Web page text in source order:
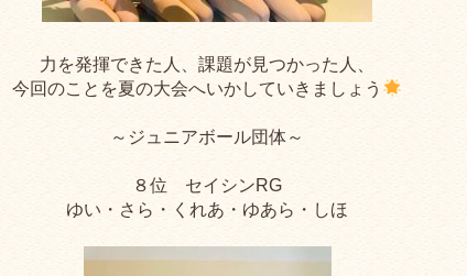
力を発揮できた人、課題が見つかった人、
今回のことを夏の大会へいかしていきましょう
～ジュニアボール団体～
８位 セイシンRG
ゆい・さら・くれあ・ゆあら・しほ